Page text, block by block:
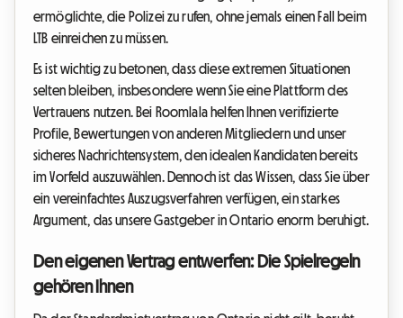
ermöglichte, die Polizei zu rufen, ohne jemals einen Fall beim
LTB einreichen zu müssen.
Es ist wichtig zu betonen, dass diese extremen Situationen
selten bleiben, insbesondere wenn Sie eine Plattform des
Vertrauens nutzen. Bei Roomlala helfen Ihnen verifizierte
Profile, Bewertungen von anderen Mitgliedern und unser
sicheres Nachrichtensystem, den idealen Kandidaten bereits
im Vorfeld auszuwählen. Dennoch ist das Wissen, dass Sie über
ein vereinfachtes Auszugsverfahren verfügen, ein starkes
Argument, das unsere Gastgeber in Ontario enorm beruhigt.
Den eigenen Vertrag entwerfen: Die Spielregeln
gehören Ihnen